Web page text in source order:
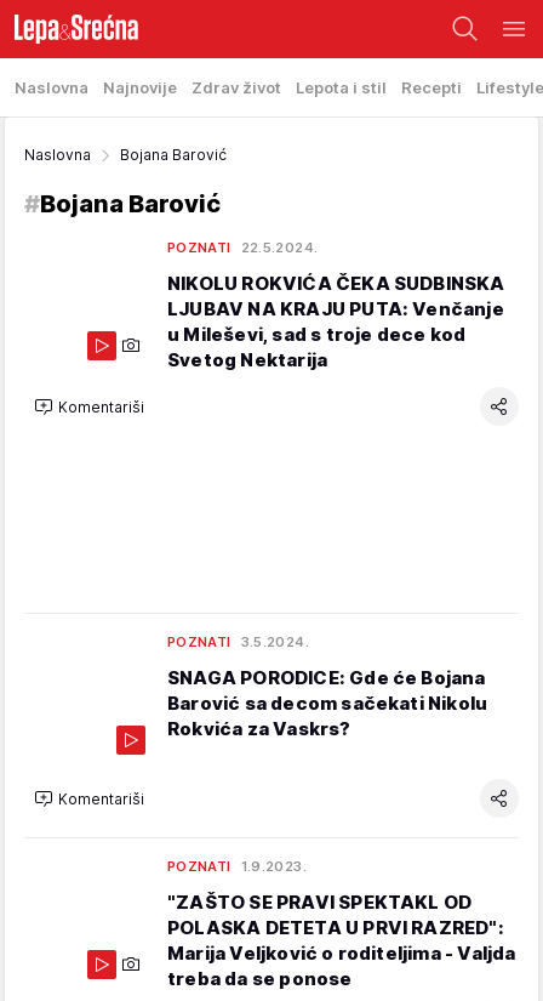
Naslovna Najnovije Zdrav život Lepota i stil Recepti Lifestyle
Naslovna Bojana Barović
#Bojana Barović
POZNATI 22.5.2024.
NIKOLU ROKVIĆA ČEKA SUDBINSKA
LJUBAV NA KRAJU PUTA: Venčanje
u Mileševi, sad s troje dece kod
Svetog Nektarija
Komentariši
POZNATI 3.5.2024.
SNAGA PORODICE: Gde će Bojana
Barović sa decom sačekati Nikolu
Rokvića za Vaskrs?
Komentariši
POZNATI 1.9.2023.
"ZAŠTO SE PRAVI SPEKTAKL OD
POLASKA DETETA U PRVI RAZRED":
Marija Veljković o roditeljima - Valjda
treba da se ponose